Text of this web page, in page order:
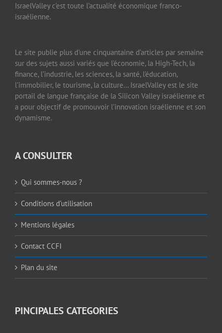
IsraelValley c’est toute l’actualité économique franco-
israélienne.
Le site publie plus d’une cinquantaine d’articles par semaine
sur des sujets aussi variés que l’économie, la High-Tech, la
finance, l’industrie, les sciences, la santé, l’éducation,
l’immobilier, le tourisme, la culture… IsraelValley est le site
portail de langue française de la Silicon Valley israélienne et
a pour objectif de promouvoir l’innovation israélienne et son
dynamisme.
A CONSULTER
Qui sommes-nous ?
Conditions d’utilisation
Mentions légales
Contact CCFI
Plan du site
PINCIPALES CATEGORIES